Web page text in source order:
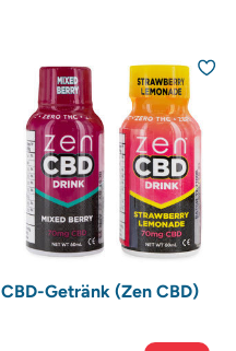
CBD-Getränk (Zen CBD)